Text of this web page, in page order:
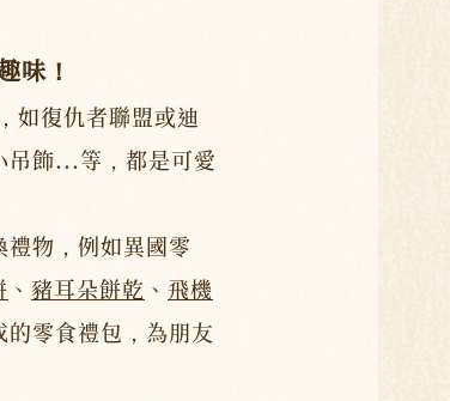
味！
如復仇者聯盟或迪
吊飾...等，都是可愛
物，例如異國零
、 豬耳朵餅乾 、 飛機
的零食禮包，為朋友